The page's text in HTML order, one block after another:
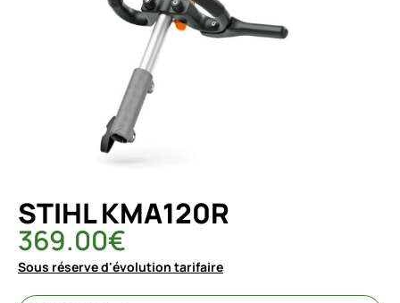
STIHL KMA120R
369.00€
Sous réserve d'évolution tarifaire